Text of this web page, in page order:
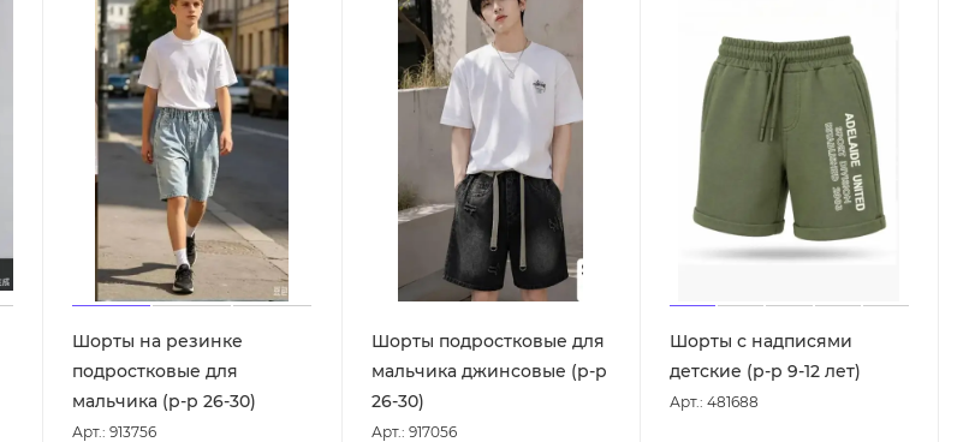
Шорты на резинке
подростковые для
мальчика (р-р 26-30)
Арт.: 913756
Шорты подростковые для
мальчика джинсовые (р-р
26-30)
Арт.: 917056
Шорты с надписями
детские (р-р 9-12 лет)
Арт.: 481688